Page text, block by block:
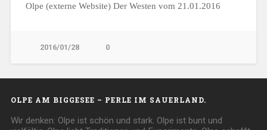
Olpe (externe Website) Der Westen vom 21.01.2016
2016/01/28 0
OLPE AM BIGGESEE – PERLE IM SAUERLAND.
Wir denken: Olpe ist schön und stark. Olpe ist bunt und